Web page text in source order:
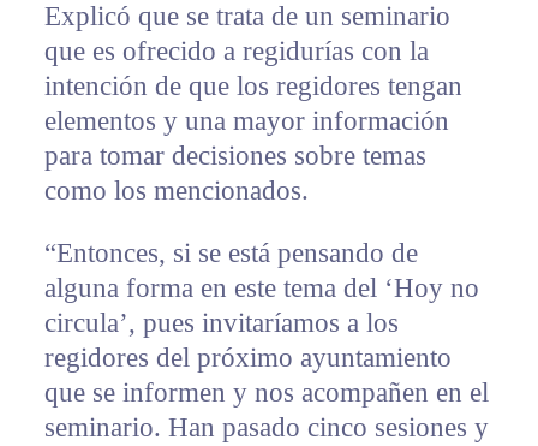
Explicó que se trata de un seminario
que es ofrecido a regidurías con la
intención de que los regidores tengan
elementos y una mayor información
para tomar decisiones sobre temas
como los mencionados.
“Entonces, si se está pensando de
alguna forma en este tema del ‘Hoy no
circula’, pues invitaríamos a los
regidores del próximo ayuntamiento
que se informen y nos acompañen en el
seminario. Han pasado cinco sesiones y